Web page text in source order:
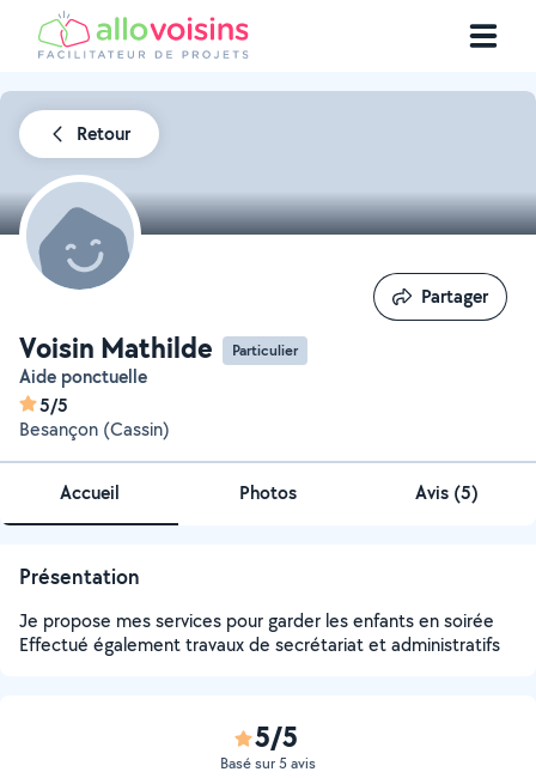
Retour
Voisin Mathilde Particulier
Aide ponctuelle
5/5
Besançon (Cassin)
Partager
Partager
Accueil Photos Avis (5)
Présentation
Je propose mes services pour garder les enfants en soirée
Effectué également travaux de secrétariat et administratifs
5/5
Basé sur 5 avis